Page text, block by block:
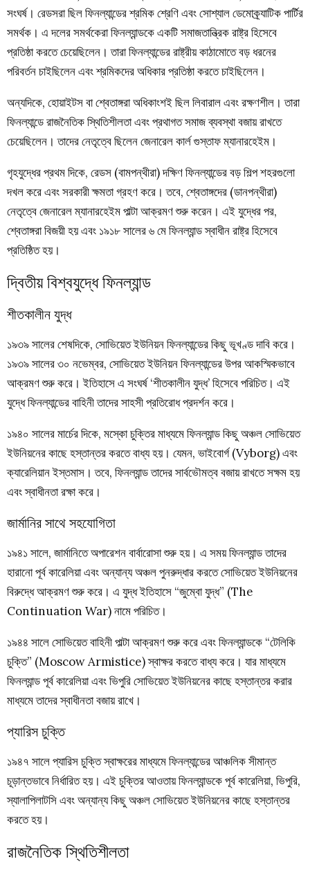
সংঘর্ষ। রেডসরা ছিল ফিনল্যান্ডের শ্রমিক শ্রেণি এবং সোশ্যাল ডেমোক্র্যাটিক পার্টির
সমর্থক। এ দলের সমর্থকেরা ফিনল্যান্ডকে একটি সমাজতান্ত্রিক রাষ্ট্র হিসেবে
প্রতিষ্ঠা করতে চেয়েছিলেন। তারা ফিনল্যান্ডের রাষ্ট্রীয় কাঠামোতে বড় ধরনের
পরিবর্তন চাইছিলেন এবং শ্রমিকদের অধিকার প্রতিষ্ঠা করতে চাইছিলেন।
অন্যদিকে, হোয়াইটস বা শ্বেতাঙ্গরা অধিকাংশই ছিল লিবারাল এবং রক্ষণশীল। তারা
ফিনল্যান্ডে রাজনৈতিক স্থিতিশীলতা এবং প্রথাগত সমাজ ব্যবস্থা বজায় রাখতে
চেয়েছিলেন। তাদের নেতৃত্বে ছিলেন জেনারেল কার্ল গুস্তাফ ম্যানারহেইম।
গৃহযুদ্ধের প্রথম দিকে, রেডস (বামপন্থীরা) দক্ষিণ ফিনল্যান্ডের বড় শিল্প শহরগুলো
দখল করে এবং সরকারী ক্ষমতা গ্রহণ করে। তবে, শ্বেতাঙ্গদের (ডানপন্থীরা)
নেতৃত্বে জেনারেল ম্যানারহেইম পাল্টা আক্রমণ শুরু করেন। এই যুদ্ধের পর,
শ্বেতাঙ্গরা বিজয়ী হয় এবং ১৯১৮ সালের ৬ মে ফিনল্যান্ড স্বাধীন রাষ্ট্র হিসেবে
প্রতিষ্ঠিত হয়।
দ্বিতীয় বিশ্বযুদ্ধে ফিনল্যান্ড
শীতকালীন যুদ্ধ
১৯৩৯ সালের শেষদিকে, সোভিয়েত ইউনিয়ন ফিনল্যান্ডের কিছু ভূখণ্ড দাবি করে।
১৯৩৯ সালের ৩০ নভেম্বর, সোভিয়েত ইউনিয়ন ফিনল্যান্ডের উপর আকস্মিকভাবে
আক্রমণ শুরু করে। ইতিহাসে এ সংঘর্ষ ‘শীতকালীন যুদ্ধ’ হিসেবে পরিচিত। এই
যুদ্ধে ফিনল্যান্ডের বাহিনী তাদের সাহসী প্রতিরোধ প্রদর্শন করে।
১৯৪০ সালের মার্চের দিকে, মস্কো চুক্তির মাধ্যমে ফিনল্যান্ড কিছু অঞ্চল সোভিয়েত
ইউনিয়নের কাছে হস্তান্তর করতে বাধ্য হয়। যেমন, ভাইবোর্গ (Vyborg) এবং
ক্যারেলিয়ান ইস্তমাস। তবে, ফিনল্যান্ড তাদের সার্বভৌমত্ব বজায় রাখতে সক্ষম হয়
এবং স্বাধীনতা রক্ষা করে।
জার্মানির সাথে সহযোগিতা
১৯৪১ সালে, জার্মানিতে অপারেশন বার্বারোসা শুরু হয়। এ সময় ফিনল্যান্ড তাদের
হারানো পূর্ব কারেলিয়া এবং অন্যান্য অঞ্চল পুনরুদ্ধার করতে সোভিয়েত ইউনিয়নের
বিরুদ্ধে আক্রমণ শুরু করে। এ যুদ্ধ ইতিহাসে “জুম্বো যুদ্ধ” (The
Continuation War) নামে পরিচিত।
১৯৪৪ সালে সোভিয়েত বাহিনী পাল্টা আক্রমণ শুরু করে এবং ফিনল্যান্ডকে “টেলিকি
চুক্তি” (Moscow Armistice) স্বাক্ষর করতে বাধ্য করে। যার মাধ্যমে
ফিনল্যান্ড পূর্ব কারেলিয়া এবং ভিপুরি সোভিয়েত ইউনিয়নের কাছে হস্তান্তর করার
মাধ্যমে তাদের স্বাধীনতা বজায় রাখে।
প্যারিস চুক্তি
১৯৪৭ সালে প্যারিস চুক্তি স্বাক্ষরের মাধ্যমে ফিনল্যান্ডের আঞ্চলিক সীমান্ত
চূড়ান্তভাবে নির্ধারিত হয়। এই চুক্তির আওতায় ফিনল্যান্ডকে পূর্ব কারেলিয়া, ভিপুরি,
স্যালাপিলাটসি এবং অন্যান্য কিছু অঞ্চল সোভিয়েত ইউনিয়নের কাছে হস্তান্তর
করতে হয়।
রাজনৈতিক স্থিতিশীলতা